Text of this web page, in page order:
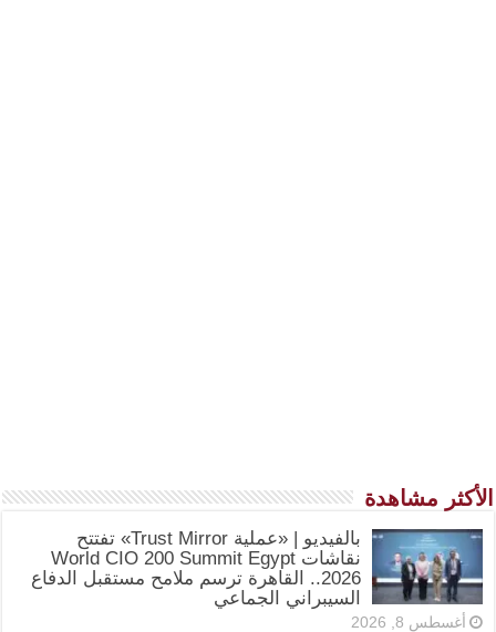
الأكثر مشاهدة
بالفيديو | «عملية Trust Mirror» تفتتح
نقاشات World CIO 200 Summit Egypt
2026.. القاهرة ترسم ملامح مستقبل الدفاع
السيبراني الجماعي
أغسطس 8, 2026